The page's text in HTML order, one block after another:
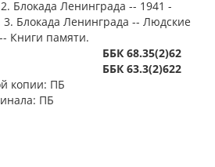
Блокада Ленинграда -- 1941 -
Блокада Ленинграда -- Людские
Книги памяти.
ББК 68.35(2)62
ББК 63.3(2)622
копии: ПБ
ПБ